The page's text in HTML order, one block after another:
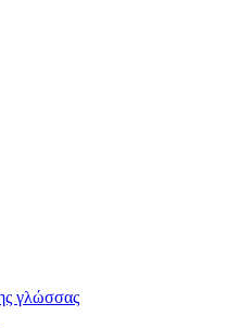
γλώσσας